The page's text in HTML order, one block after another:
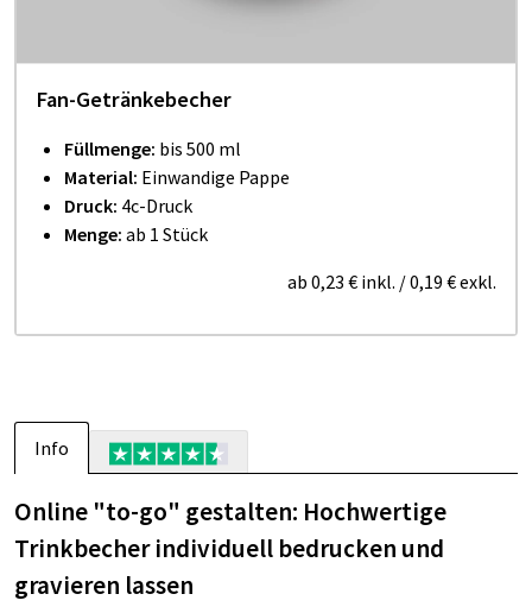
Fan-Ge­trän­ke­be­cher
Füllmenge: bis 500 ml
Material: Einwandige Pappe
Druck: 4c-Druck
Menge: ab 1 Stück
ab 0,23 € inkl. /0,19 €exkl.
Info
Online "to-go" gestalten: Hochwertige
Trinkbecher individuell bedrucken und
gravieren lassen